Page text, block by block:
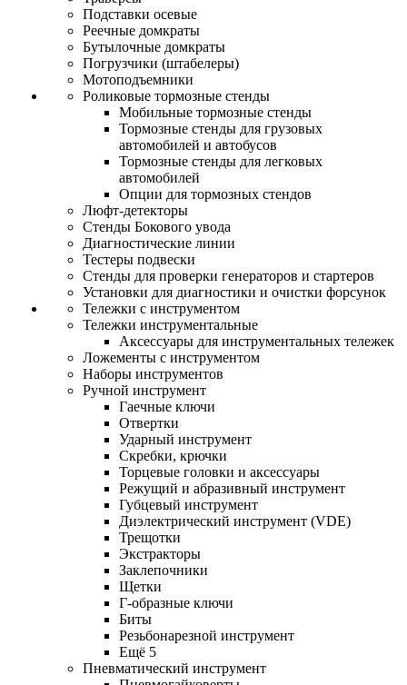
Подставки осевые
Реечные домкраты
Бутылочные домкраты
Погрузчики (штабелеры)
Мотоподъемники
Роликовые тормозные стенды
Мобильные тормозные стенды
Тормозные стенды для грузовых
автомобилей и автобусов
Тормозные стенды для легковых
автомобилей
Опции для тормозных стендов
Люфт-детекторы
Стенды Бокового увода
Диагностические линии
Тестеры подвески
Стенды для проверки генераторов и стартеров
Установки для диагностики и очистки форсунок
Тележки с инструментом
Тележки инструментальные
Аксессуары для инструментальных тележек
Ложементы с инструментом
Наборы инструментов
Ручной инструмент
Гаечные ключи
Отвертки
Ударный инструмент
Скребки, крючки
Торцевые головки и аксессуары
Режущий и абразивный инструмент
Губцевый инструмент
Диэлектрический инструмент (VDE)
Трещотки
Экстракторы
Заклепочники
Щетки
Г-образные ключи
Биты
Резьбонарезной инструмент
Ещё 5
Пневматический инструмент